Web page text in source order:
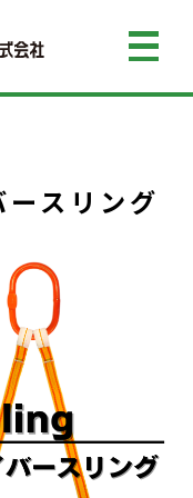
スリング